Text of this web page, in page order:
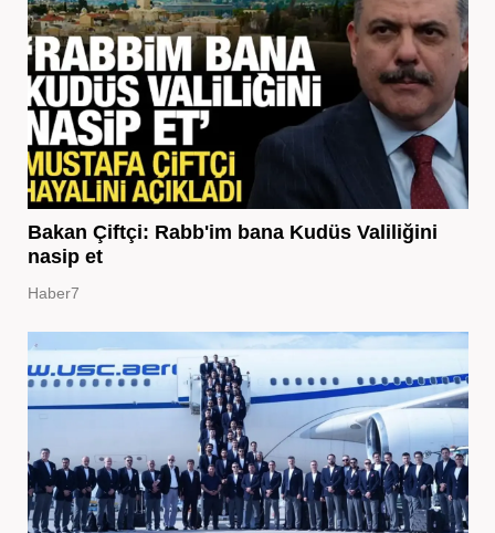
Bakan Çiftçi: Rabb'im bana Kudüs Valiliğini
nasip et
Haber7